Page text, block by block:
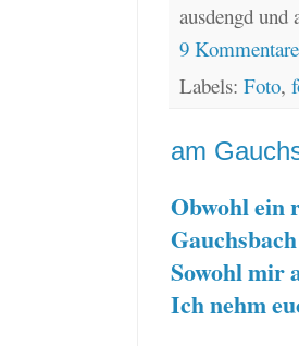
ausdengd
9
Labels: Foto,
am
Obwohl ein
Sowohl mir
Ich nehm